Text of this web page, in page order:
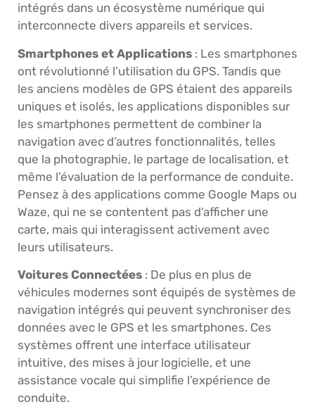
intégrés dans un écosystème numérique qui
interconnecte divers appareils et services.
Smartphones et Applications : Les smartphones
ont révolutionné l’utilisation du GPS. Tandis que
les anciens modèles de GPS étaient des appareils
uniques et isolés, les applications disponibles sur
les smartphones permettent de combiner la
navigation avec d’autres fonctionnalités, telles
que la photographie, le partage de localisation, et
même l’évaluation de la performance de conduite.
Pensez à des applications comme Google Maps ou
Waze, qui ne se contentent pas d’afficher une
carte, mais qui interagissent activement avec
leurs utilisateurs.
Voitures Connectées : De plus en plus de
véhicules modernes sont équipés de systèmes de
navigation intégrés qui peuvent synchroniser des
données avec le GPS et les smartphones. Ces
systèmes offrent une interface utilisateur
intuitive, des mises à jour logicielle, et une
assistance vocale qui simplifie l’expérience de
conduite.